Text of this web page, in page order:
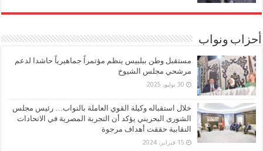
أحزاب ونواب
مستقبل وطن ببلبيس ينظم مؤتمراً جماهيرياً حاشدا لدعم
مرشحي مجلس الشيوخ
30 يوليو، 2025
خلال استقباله وكيلة القوي العاملة بالنواب… رئيس مجلس
الشورى البحريني يؤكد أن التجربة المصرية في الاتحادات
النقابية حققت أهداف مرجوة
15 فبراير، 2024